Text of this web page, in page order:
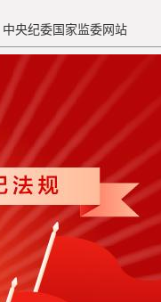
央纪委国家监委网站